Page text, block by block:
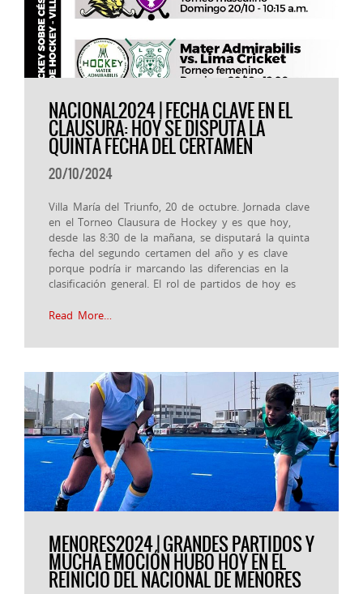
NACIONAL2024 | FECHA CLAVE EN EL
CLAUSURA: HOY SE DISPUTA LA
QUINTA FECHA DEL CERTAMEN
20/10/2024
Villa María del Triunfo, 20 de octubre. Jornada clave
en el Torneo Clausura de Hockey y es que hoy,
desde las 8:30 de la mañana, se disputará la quinta
fecha del segundo certamen del año y es clave
porque podría ir marcando las diferencias en la
clasificación general. El rol de partidos de hoy es
Read More…
MENORES2024 | GRANDES PARTIDOS Y
MUCHA EMOCIÓN HUBO HOY EN EL
REINICIO DEL NACIONAL DE MENORES